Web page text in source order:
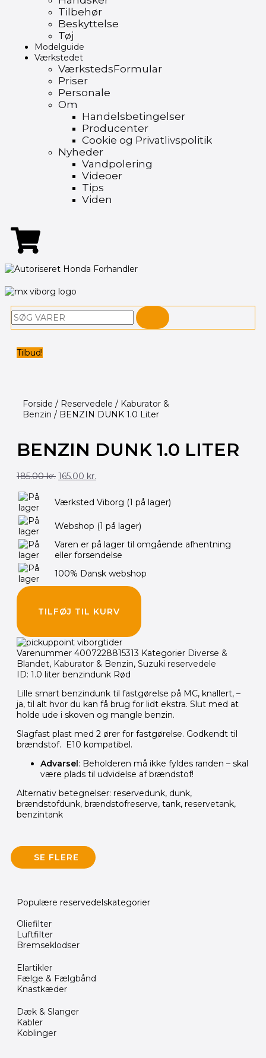
Tilbehør
Beskyttelse
Tøj
Modelguide
Værkstedet
VærkstedsFormular
Priser
Personale
Om
Handelsbetingelser
Producenter
Cookie og Privatlivspolitik
Nyheder
Vandpolering
Videoer
Tips
Viden
Søg
Tilbud!
Forside / Reservedele / Kaburator &
Benzin / BENZIN DUNK 1.0 Liter
BENZIN DUNK 1.0 LITER
185.00kr. oprindelige
var:
165.00 kr.aktuelle
er:
165.00 kr..
Værksted Viborg (1 på lager)
Webshop (1 på lager)
Varen er på lager til omgående afhentning
eller forsendelse
100% Dansk webshop
TILFØJ TIL KURV
Varenummer 4007228815313 Kategorier Diverse &
Blandet, Kaburator & Benzin, Suzuki reservedele
ID: 1.0 liter benzindunk Rød
Lille smart benzindunk til fastgørelse på MC, knallert, –
ja, til alt hvor du kan få brug for lidt ekstra. Slut med at
holde ude i skoven og mangle benzin.
Slagfast plast med 2 ører for fastgørelse. Godkendt til
brændstof. E10 kompatibel.
Advarsel: Beholderen må ikke fyldes randen – skal
være plads til udvidelse af brændstof!
Alternativ betegnelser: reservedunk, dunk,
brændstofdunk, brændstofreserve, tank, reservetank,
benzintank
SE FLERE
Populære reservedelskategorier
Oliefilter
Luftfilter
Bremseklodser
Elartikler
Fælge & Fælgbånd
Knastkæder
Dæk & Slanger
Kabler
Koblinger